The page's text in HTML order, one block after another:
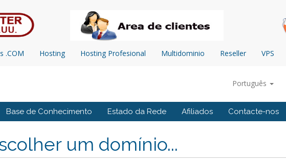
.COM Hosting Hosting Profesional Multidominio Reseller VPS
Português
Base de Conhecimento Estado da Rede Afiliados Contacte-nos
um domínio...